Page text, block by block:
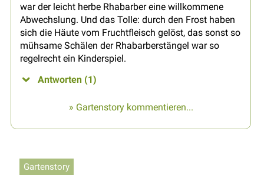
war der leicht herbe Rhabarber eine willkommene
Abwechslung. Und das Tolle: durch den Frost haben
sich die Häute vom Fruchtfleisch gelöst, das sonst so
mühsame Schälen der Rhabarberstängel war so
regelrecht ein Kinderspiel.
Antworten (1)
» Gartenstory kommentieren...
Gartenstory